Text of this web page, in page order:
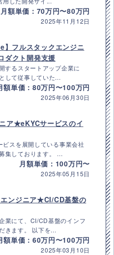
月額単価：70万円〜80万円
2025年11月12日
フルスタックエンジニ
ダクト開発支援
するスタートアップ企業に
して従事していた...
額単価：80万円〜100万円
2025年06月30日
ア★eKYCサービスのイ
スを展開している事業会社
集しております。 ...
月額単価：100万円〜
2025年05月15日
ンジニア★CI/CD基盤の
業にて、CI/CD基盤のインフ
きます。 以下を...
額単価：60万円〜100万円
2025年03月10日